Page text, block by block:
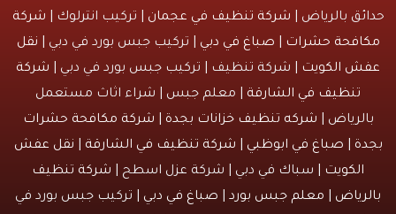
بالرياض |شركة تنظيف في عجمان| تركيب انترلوك |شركة
حشرات|صباغ في دبي| تركيب جبس بورد في دبي |نقل
الكويت| شركة تنظيف | تركيب جبس بورد في دبي |شركة
تنظيف في الشارقة| معلم جبس | شراء اثاث مستعمل
|شركه تنظيف خزانات بجدة|شركة مكافحة حشرات
|صباغ في ابوظبي|شركة تنظيف في الشارقة|نقل عفش
الكويت| سباك في دبي | شركة عزل اسطح |شركة تنظيف
|معلم جبس بورد|صباغ في دبي| تركيب جبس بورد في